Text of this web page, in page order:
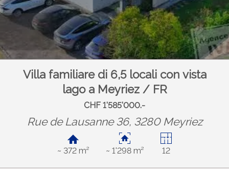
Villa familiare di 6,5 locali con vista
lago a Meyriez / FR
CHF 1'585'000.-
Rue de Lausanne 36, 3280 Meyriez
~ 372 m² ~ 1'298 m² 12